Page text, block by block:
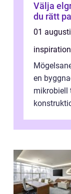
Välja
du rätt
01
inspiration
en
mikrobiell